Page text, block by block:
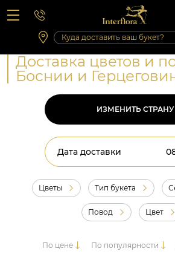
Вопросы-ответы
Сб 10:00 ‐ 14:00
Выходные и праздничные дни
Доставка цветов и
Боснии и
ИЗМЕНИТЬ СТРАНУ
Дата доставки
Цветы Тип букета
Повод Цвет
По цене По популярности